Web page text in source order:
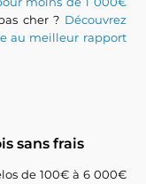
cher ? Découvrez
au meilleur rapport
sans frais
de 100€ à 6 000€